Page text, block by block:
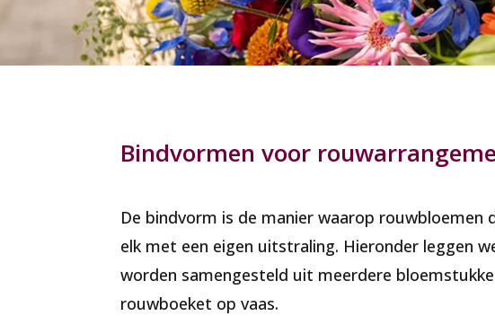
Bindvormen voor
De bindvorm is de manier waarop rouwbloemen
elk met een eigen uitstraling. Hieronder leggen
worden samengesteld uit meerdere
rouwboeket op vaas.